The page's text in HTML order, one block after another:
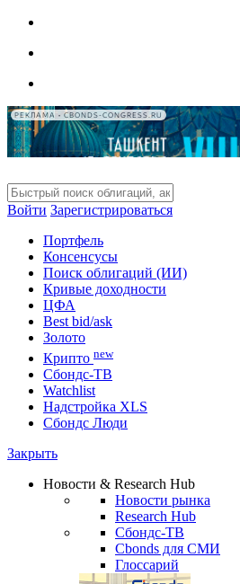
РЕКЛАМА • CBONDS-CONGRESS.RU
Войти Зарегистрироваться
Портфель
Консенсусы
Поиск облигаций (ИИ)
Кривые доходности
ЦФА
Best bid/ask
Золото
Крипто new
Сбондс-ТВ
Watchlist
Надстройка XLS
Сбондс Люди
Закрыть
Новости & Research Hub
Новости рынка
Research Hub
Сбондс-ТВ
Cbonds для СМИ
Глоссарий